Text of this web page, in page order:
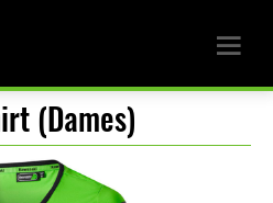
(Dames)